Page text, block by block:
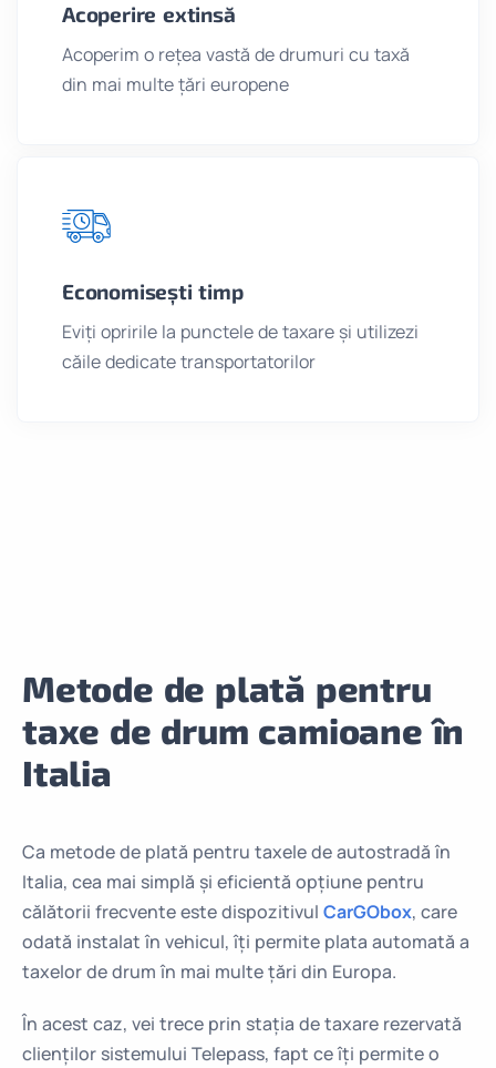
Acoperire extinsă
Acoperim o rețea vastă de drumuri cu taxă
din mai multe țări europene
Economisești timp
Eviți opririle la punctele de taxare și utilizezi
căile dedicate transportatorilor
Metode de plată pentru
taxe de drum camioane în
Italia
Ca metode de plată pentru taxele de autostradă în
Italia, cea mai simplă și eficientă opțiune pentru
călătorii frecvente este dispozitivul CarGObox, care
odată instalat în vehicul, îți permite plata automată a
taxelor de drum în mai multe țări din Europa.
În acest caz, vei trece prin stația de taxare rezervată
clienților sistemului Telepass, fapt ce îți permite o